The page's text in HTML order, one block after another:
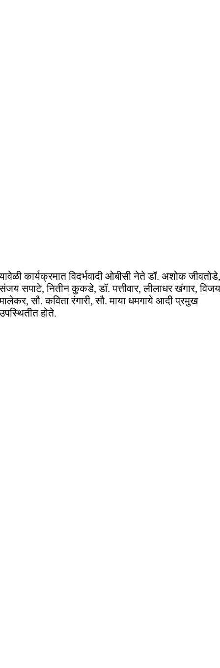
कार्यक्रमात विदर्भवादी ओबीसी नेते डॉ. अशोक जीवतोडे,
सपाटे, नितीन कुकडे, डॉ. पत्तीवार, लीलाधर खंगार, विजय
सौ. कविता रंगारी, सौ. माया धमगाये आदी प्रमुख
होते.